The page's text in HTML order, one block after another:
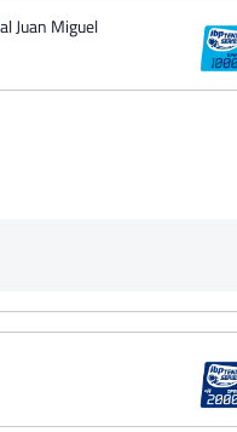
Juan Miguel